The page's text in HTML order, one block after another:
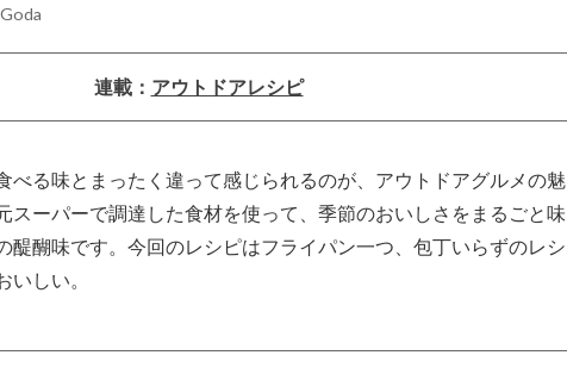
連載： アウトドアレシピ
べる味とまったく違って感じられるのが、アウトドアグルメの魅
スーパーで調達した食材を使って、季節のおいしさをまるごと味
醍醐味です。今回のレシピはフライパン一つ、包丁いらずのレシ
いしい。